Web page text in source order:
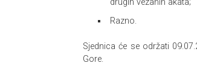
drugih vezanih akata;
Razno.
Sjednica će se održati
Gore.